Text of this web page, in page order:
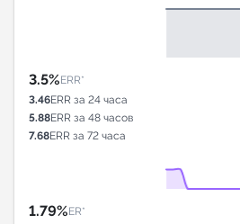
3.5%ERR*
3.46ERR за 24 часа
5.88ERR за 48 часов
7.68ERR за 72 часа
1.79%ER*